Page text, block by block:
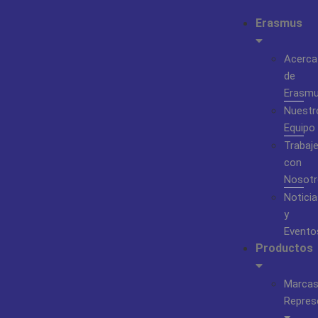
Erasmus
Acerca
de
Equipo
Trabaje
con
y
Productos
Marcas